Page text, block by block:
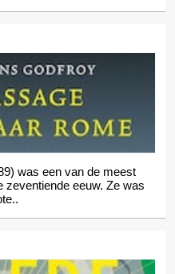
was een van de meest
zeventiende eeuw. Ze was